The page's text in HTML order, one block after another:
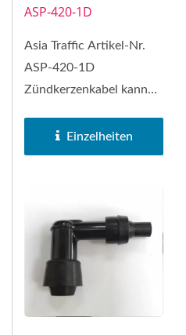
ASP-420-1D
Asia Traffic Artikel-Nr.
ASP-420-1D
Zündkerzenkabel kann
Nr. LD05E ersetzen
Einzelheiten